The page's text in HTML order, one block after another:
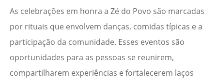
As celebrações em honra a Zé do Povo são marcadas
por rituais que envolvem danças, comidas típicas e a
participação da comunidade. Esses eventos são
oportunidades para as pessoas se reunirem,
compartilharem experiências e fortalecerem laços